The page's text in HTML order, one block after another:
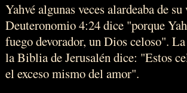
Yahvé algunas veces alardeaba de
Deuteronomio 4:24 dice "porque
fuego devorador, un Dios celoso".
la Biblia de Jerusalén dice: "Estos
el exceso mismo del amor".